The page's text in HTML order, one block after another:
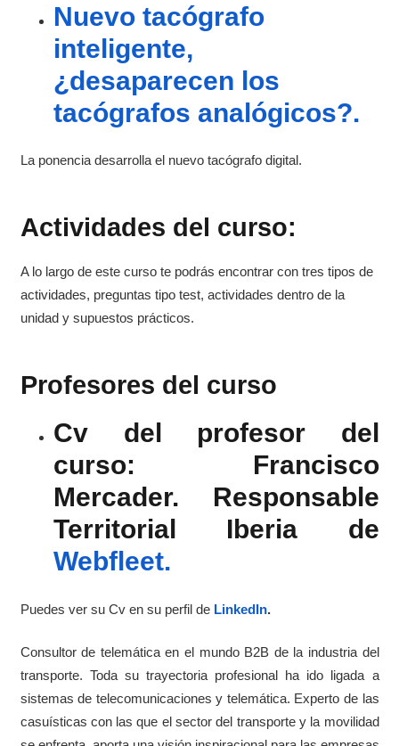
Nuevo tacógrafo
inteligente,
¿desaparecen los
tacógrafos analógicos?.
La ponencia desarrolla el nuevo tacógrafo digital.
Actividades del curso:
A lo largo de este curso te podrás encontrar con tres tipos de
actividades, preguntas tipo test, actividades dentro de la
unidad y supuestos prácticos.
Profesores del curso
Cv del profesor del
curso: Francisco
Mercader. Responsable
Territorial Iberia de
Webfleet.
Puedes ver su Cv en su perfil de LinkedIn.
Consultor de telemática en el mundo B2B de la industria del
transporte. Toda su trayectoria profesional ha ido ligada a
sistemas de telecomunicaciones y telemática. Experto de las
casuísticas con las que el sector del transporte y la movilidad